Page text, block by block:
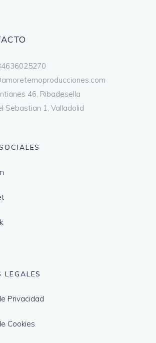
46, Ribadesella
Sebastian 1, Valladolid
LEGALES
Privacidad
Cookies